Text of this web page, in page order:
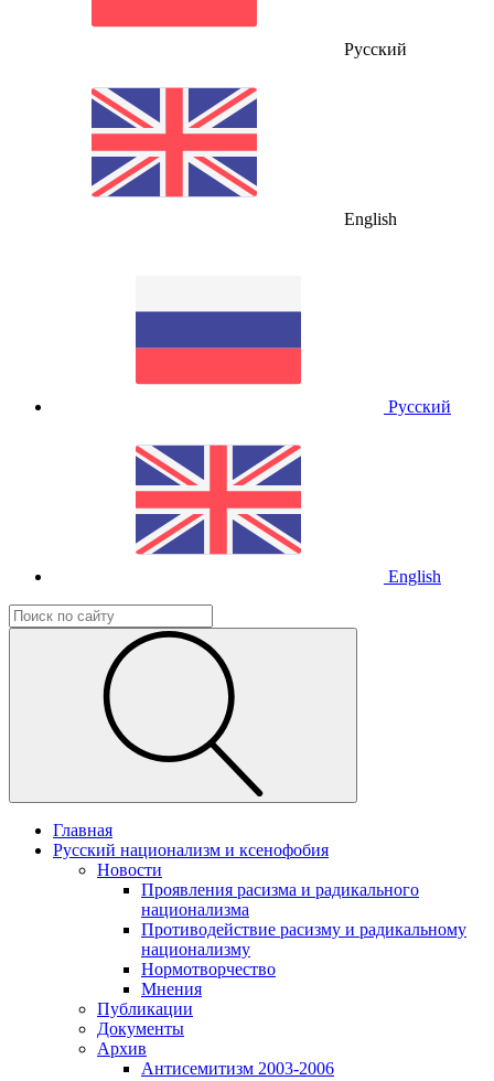
Русский
English
Русский
English
Главная
Русский национализм и ксенофобия
Новости
Проявления расизма и радикального
национализма
Противодействие расизму и радикальному
национализму
Нормотворчество
Мнения
Публикации
Документы
Архив
Антисемитизм 2003-2006